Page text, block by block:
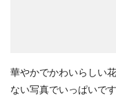
華やかでかわいらしい
ない写真でいっぱいです